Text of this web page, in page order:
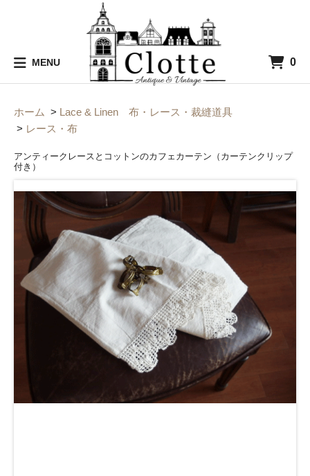
MENU 0
ホーム > Lace & Linen 布・レース・裁縫道具
> レース・布
アンティークレースとコットンのカフェカーテン（カーテンクリップ
付き）